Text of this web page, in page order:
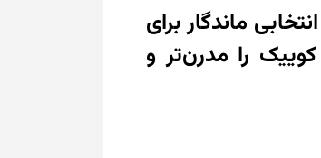
ماندگار برای
را مدرن‌تر و